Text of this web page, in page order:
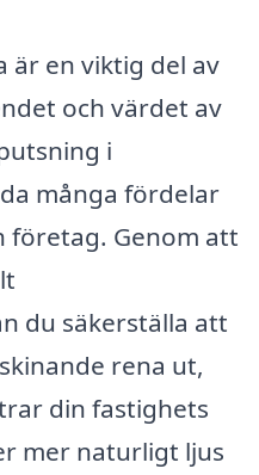
är en viktig del av
och värdet av
i
många fördelar
företag. Genom att
du säkerställa att
rena ut,
din fastighets
mer naturligt ljus